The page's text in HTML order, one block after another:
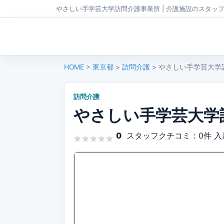
やさしい手学芸大学訪問介護事業所 | 介護施設のスタッ
HOME > 東京都 > 訪問介護 > やさしい手学芸大学
訪問介護
やさしい手学芸大
★ ★ ★ ★ ★
★ ★ ★ ★ ★ 0 スタッフクチコミ：0件